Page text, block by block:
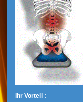
Ihr Vorteil :